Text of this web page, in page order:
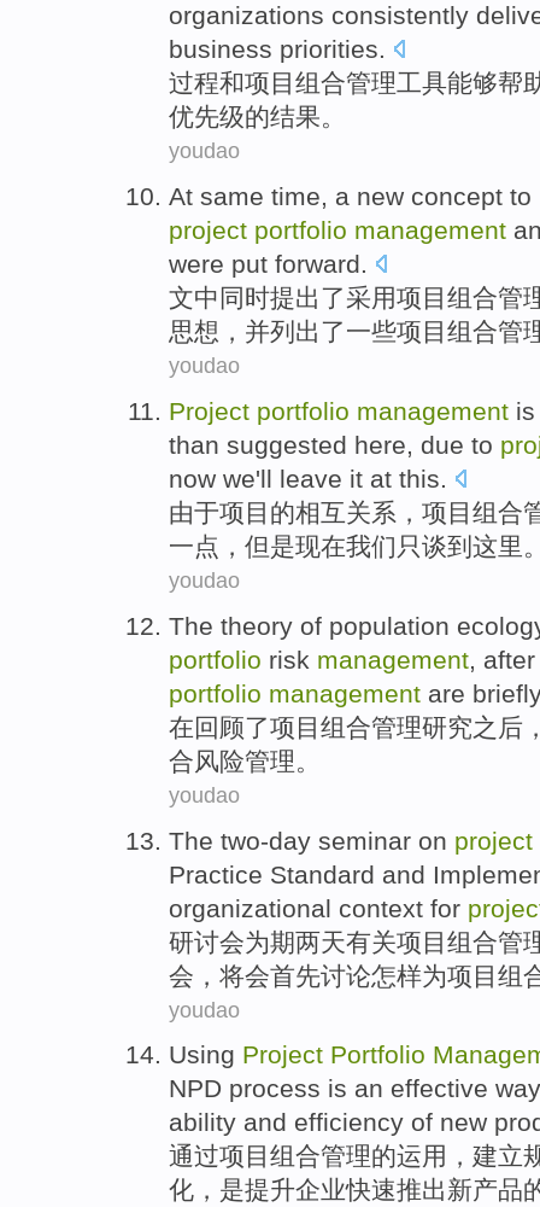
organizations consistently
business priorities.
过程和项目组合管理工具能够帮
优先级的结果。
youdao
At same time, a new concept to
project portfolio management
were put forward.
文中 同时提出了采用项目组合管
思想 ，并列出了一些项目组合管
youdao
Project portfolio management
than suggested here, due to
now we'll leave it at this.
由于项目 的相互关系，项目组合
一点 ， 但是现在我们 只谈到这里
youdao
The theory of population
portfolio risk management, after
portfolio management are
在回顾了项目组合管理研究之后
合风险管理。
youdao
The two-day seminar on project
Practice Standard and
organizational context for
研讨会为期两天有关项目组合管
会，将会首先讨论怎样为项目组
youdao
Using Project Portfolio
NPD process is an effective way
ability and efficiency of new
通过项目组合管理的运用， 建立
化 ， 是提升企业快速推出新产品